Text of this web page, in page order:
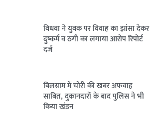
विधवा ने युवक पर विवाह का झांसा देकर
दुष्कर्म व ठगी का लगाया आरोप रिपोर्ट
दर्ज
बिलग्राम में चोरी की खबर अफवाह
साबित, दुकानदारों के बाद पुलिस ने भी
किया खंडन